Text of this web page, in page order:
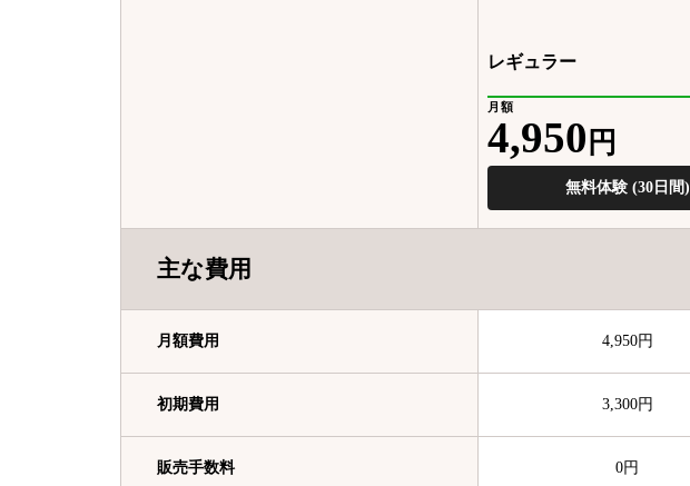
レギュラー
月額
4,950 円
無料体験 (30日間)
主な費用
月額費用 4,950円
初期費用 3,300円
販売手数料 0円